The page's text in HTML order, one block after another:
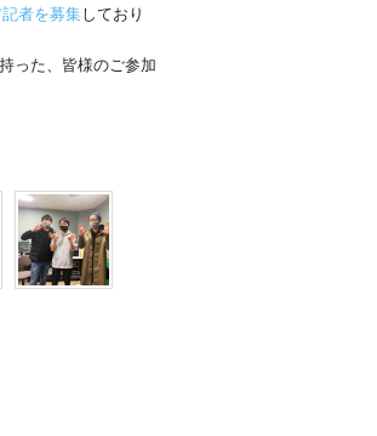
者を募集しており
った、皆様のご参加